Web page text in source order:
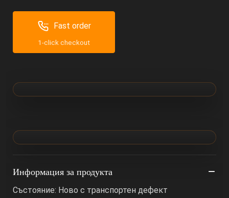
Fast order
1-click checkout
Информация за продукта
Състояние: Ново с транспортен дефект